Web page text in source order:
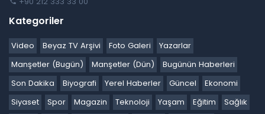
Kategoriler
Video Beyaz TV Arşivi Foto Galeri
Yazarlar
Manşetler (Bugün)
Manşetler (Dün)
Bugünün Haberleri
Son Dakika
Biyografi Yerel Haberler Güncel
Ekonomi
Siyaset
Spor Magazin Teknoloji Yaşam Eğitim
Sağlık